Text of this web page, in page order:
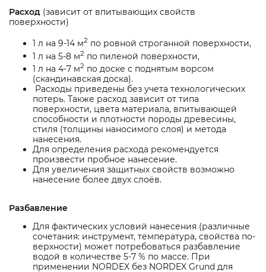
Расход (зависит от впитывающих свойств
поверхности)
1 л на 9-14 м2 по ровной строганной поверхности,
1 л на 5-8 м2 по пиленой поверхности,
1 л на 4-7 м2 по доске с поднятым ворсом
(скандинавская доска).
Расходы приведены без учета технологических
потерь. Также расход зависит от типа
поверхности, цвета материала, впитывающей
способности и плотности породы древесины,
стиля (толщины наносимого слоя) и метода
нанесения.
Для определения расхода рекомендуется
произвести пробное нанесение.
Для увеличения защитных свойств возможно
нанесение более двух слоёв.
Разбавление
Для фактических условий нанесения (различные
сочетания: инструмент, температура, свойства по-
верхности) может потребоваться разбавление
водой в количестве 5-7 % по массе. При
применении NORDEX без NORDEX Grund для